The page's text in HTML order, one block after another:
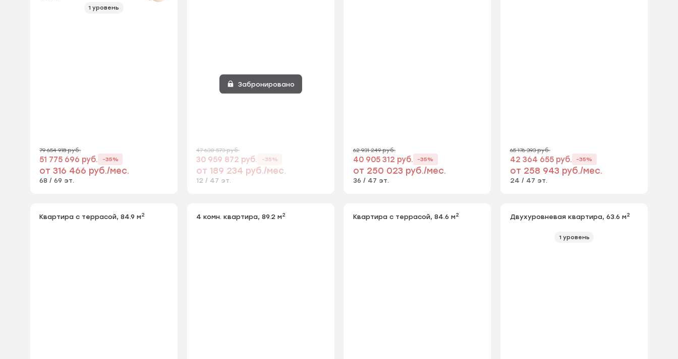
1 уровень
79 654 918 руб.
51 775 696 руб. -35%
от 316 466 руб./мес.
68 / 69 эт.
47 630 573 руб.
30 959 872 руб. -35%
от 189 234 руб./мес.
12 / 47 эт.
Забронировано
62 931 249 руб.
40 905 312 руб. -35%
от 250 023 руб./мес.
36 / 47 эт.
65 176 393 руб.
42 364 655 руб. -35%
от 258 943 руб./мес.
24 / 47 эт.
Квартира с террасой, 84.9 м2 4 комн. квартира, 89.2 м2 Квартира с террасой, 84.6 м2 Двухуровневая квартира, 63.6 м2
1 уровень